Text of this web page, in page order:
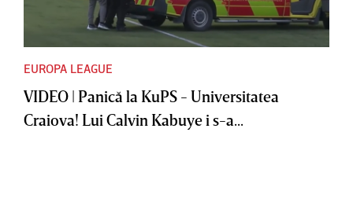
EUROPA LEAGUE
VIDEO | Panică la KuPS - Universitatea
Craiova! Lui Calvin Kabuye i s-a...